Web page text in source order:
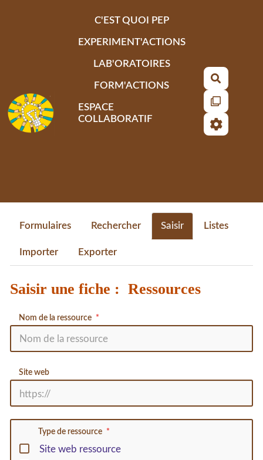
C'EST QUOI PEP
EXPERIMENT'ACTIONS
LAB'ORATOIRES
FORM'ACTIONS
ESPACE
COLLABORATIF
Formulaires Rechercher Saisir Listes
Importer Exporter
Saisir une fiche : Ressources
Nom de la ressource
Site web
Type de ressource
Site web ressource